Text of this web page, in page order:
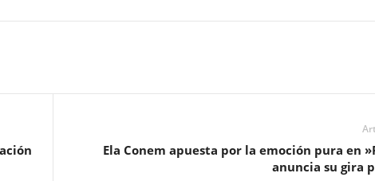
Ela Conem apuesta por la emoción pura en
anuncia su gira